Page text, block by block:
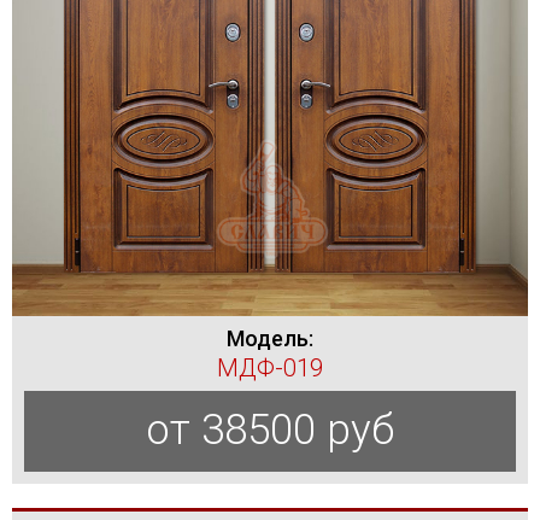
Модель:
МДФ-019
от 38500 руб